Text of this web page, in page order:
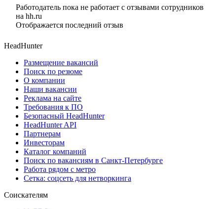
Работодатель пока не работает с отзывами сотрудников
на hh.ru
Отображается последний отзыв
HeadHunter
Размещение вакансий
Поиск по резюме
О компании
Наши вакансии
Реклама на сайте
Требования к ПО
Безопасный HeadHunter
HeadHunter API
Партнерам
Инвесторам
Каталог компаний
Поиск по вакансиям в Санкт-Петербурге
Работа рядом с метро
Сетка: соцсеть для нетворкинга
Соискателям